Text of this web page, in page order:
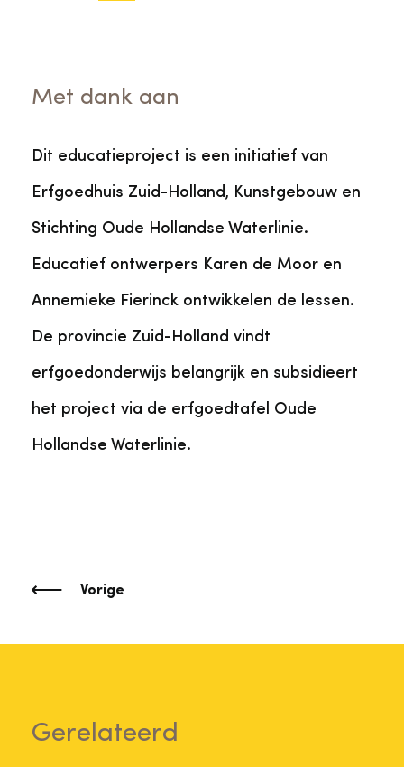
Met dank aan
Dit educatieproject is een initiatief van
Erfgoedhuis Zuid-Holland, Kunstgebouw en
Stichting Oude Hollandse Waterlinie.
Educatief ontwerpers Karen de Moor en
Annemieke Fierinck ontwikkelen de lessen.
De provincie Zuid-Holland vindt
erfgoedonderwijs belangrijk en subsidieert
het project via de erfgoedtafel Oude
Hollandse Waterlinie.
Vorige
Gerelateerd